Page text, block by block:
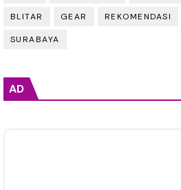
BLITAR GEAR REKOMENDASI
SURABAYA
AD